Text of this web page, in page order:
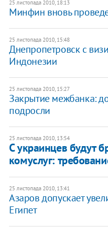
25 листопада 2010, 18:13
Минфин вновь
25 листопада 2010, 15:48
Днепропетровск с
Индонезии
25 листопада 2010, 15:27
Закрытие межбанка:
подросли
25 листопада 2010, 13:54
С украинцев будут
комуслуг:
25 листопада 2010, 13:41
Азаров допускает
Египет